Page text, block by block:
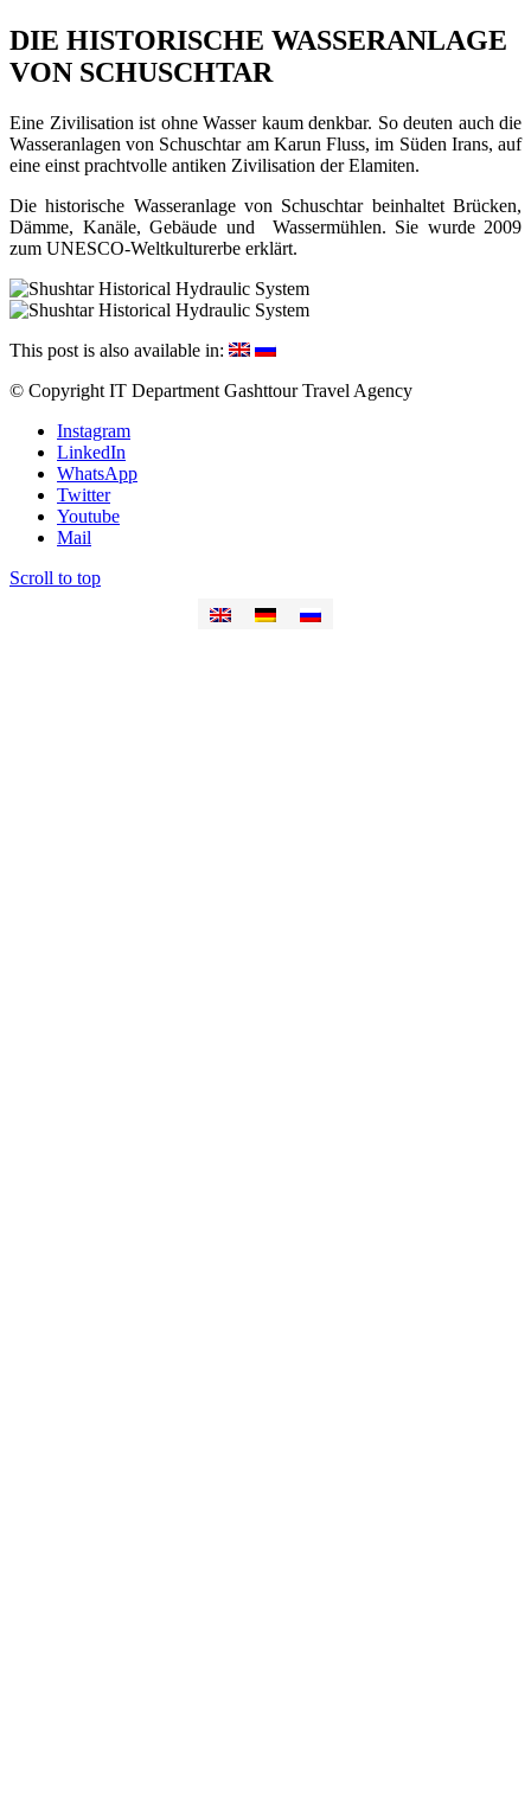
DIE HISTORISCHE WASSERANLAGE
VON SCHUSCHTAR
Eine Zivilisation ist ohne Wasser kaum denkbar. So deuten auch die
Wasseranlagen von Schuschtar am Karun Fluss, im Süden Irans, auf
eine einst prachtvolle antiken Zivilisation der Elamiten.
Die historische Wasseranlage von Schuschtar beinhaltet Brücken,
Dämme, Kanäle, Gebäude und Wassermühlen. Sie wurde 2009
zum UNESCO-Weltkulturerbe erklärt.
This post is also available in:
© Copyright IT Department Gashttour Travel Agency
Instagram
LinkedIn
WhatsApp
Twitter
Youtube
Mail
Scroll to top